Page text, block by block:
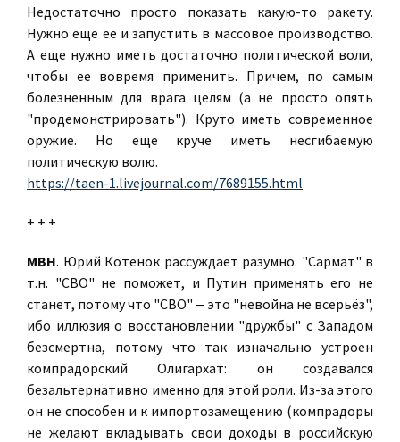
Недостаточно просто показать какую-то ракету.
Нужно еще ее и запустить в массовое производство.
А еще нужно иметь достаточно политической воли,
чтобы ее вовремя применить. Причем, по самым
болезненным для врага целям (а не просто опять
"продемонстрировать"). Круто иметь современное
оружие. Но еще круче иметь несгибаемую
политическую волю.
https://taen-1.livejournal.com/7689155.html
+ + +
МВН. Юрий Котенок рассуждает разумно. "Сармат" в
т.н. "СВО" не поможет, и Путин применять его не
станет, потому что "СВО" ‒ это "невойна не всерьёз",
ибо иллюзия о восстановлении "дружбы" с Западом
безсмертна, потому что так изначально устроен
компрадорский Олигархат: он создавался
безальтернативно именно для этой роли. Из-за этого
он не способен и к импортозамещению (компрадоры
не желают вкладывать свои доходы в российскую